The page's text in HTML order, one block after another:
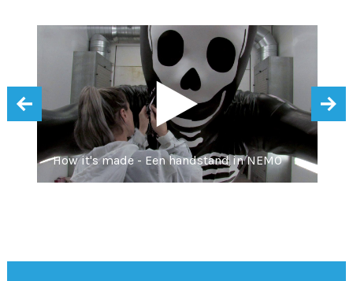
How it's made - Een handstand in NEMO
‹ ›